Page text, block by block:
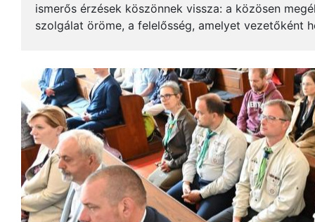
ismerős érzések köszönnek vissza: a közösen
szolgálat öröme, a felelősség, amelyet vezetőként